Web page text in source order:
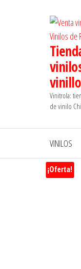
Vinitrola:
de vinilo
VINILOS
¡Oferta!